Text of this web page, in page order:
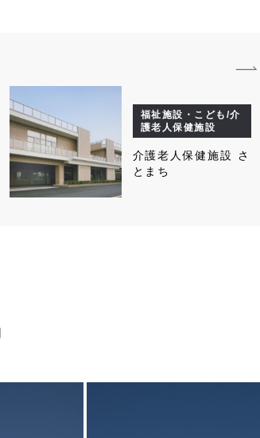
福祉施設・こども/介
護老人保健施設
介護老人保健施設 さ
とまち